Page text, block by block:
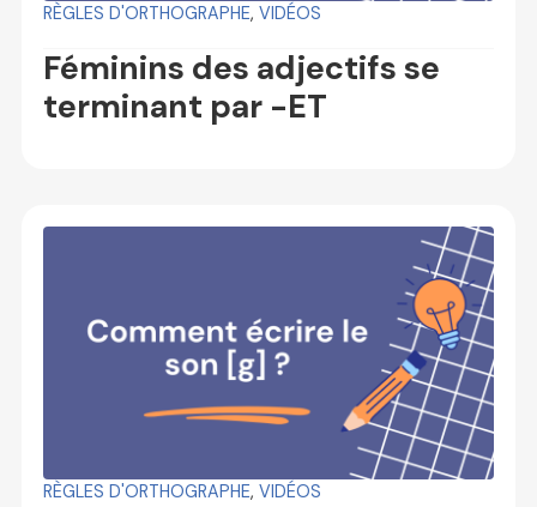
RÈGLES D'ORTHOGRAPHE, VIDÉOS
Féminins des adjectifs se
terminant par -ET
RÈGLES D'ORTHOGRAPHE, VIDÉOS